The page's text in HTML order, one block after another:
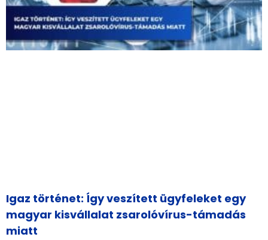
Igaz történet: Így veszített ügyfeleket egy
magyar kisvállalat zsarolóvírus-támadás
miatt